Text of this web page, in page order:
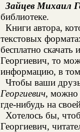
Зайцев Михаил
библиотеке.
Книги автора,
текстовых
бесплатно
Георгиевич, то
информацию, в том
Чтобы ваши
Георгиевич, можно
где-нибудь на
Хотелось бы,
Георгиевич,